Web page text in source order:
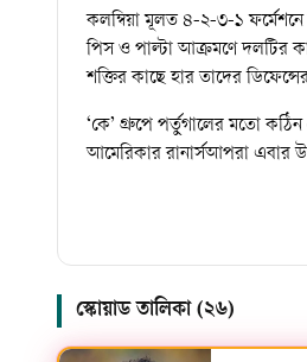
কলম্বিয়া মূলত ৪-২-৩-১ ফর্মেশনে
পিস ও পাল্টা আক্রমণে দলটির
শক্তির কাছে হার তাদের
‘কে’ গ্রুপে পর্তুগালের মতো
আমেরিকার রানার্সআপরা এবার
স্কোয়াড তালিকা (২৬)